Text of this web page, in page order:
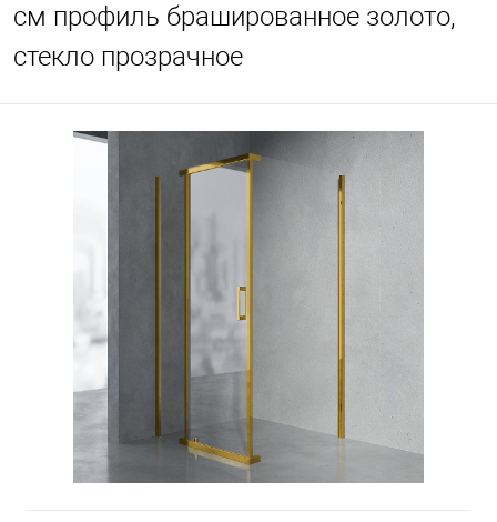
см профиль брашированное золото,
стекло прозрачное